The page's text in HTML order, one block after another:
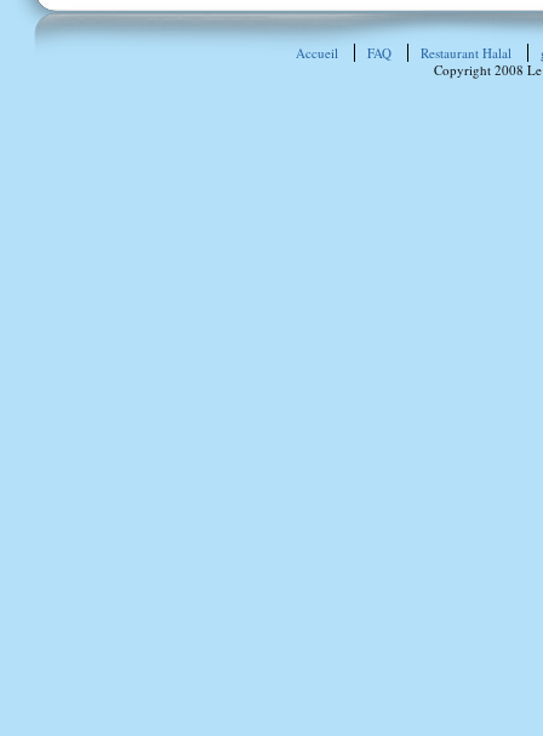
Accueil FAQ Restaurant Halal
Copyright 2008